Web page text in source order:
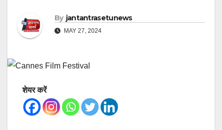
By jantantrasetunews
MAY 27, 2024
शेयर करें